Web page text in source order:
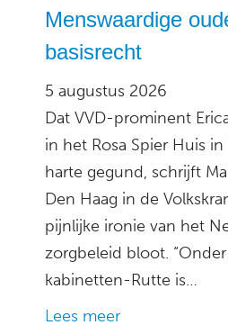
Menswaardige
basisrecht
5 augustus 2026
Dat VVD-prominent
in het Rosa Spier Huis in
harte gegund, schrijft
Den Haag in de
pijnlijke ironie van het
zorgbeleid bloot.
kabinetten-Rutte is…
Lees meer